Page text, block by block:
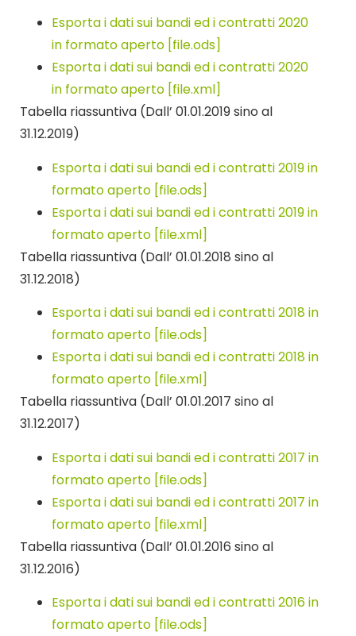
Esporta i dati sui bandi ed i contratti 2020
in formato aperto [file.ods]
Esporta i dati sui bandi ed i contratti 2020
in formato aperto [file.xml]
Tabella riassuntiva (Dall’ 01.01.2019 sino al
31.12.2019)
Esporta i dati sui bandi ed i contratti 2019 in
formato aperto [file.ods]
Esporta i dati sui bandi ed i contratti 2019 in
formato aperto [file.xml]
Tabella riassuntiva (Dall’ 01.01.2018 sino al
31.12.2018)
Esporta i dati sui bandi ed i contratti 2018 in
formato aperto [file.ods]
Esporta i dati sui bandi ed i contratti 2018 in
formato aperto [file.xml]
Tabella riassuntiva (Dall’ 01.01.2017 sino al
31.12.2017)
Esporta i dati sui bandi ed i contratti 2017 in
formato aperto [file.ods]
Esporta i dati sui bandi ed i contratti 2017 in
formato aperto [file.xml]
Tabella riassuntiva (Dall’ 01.01.2016 sino al
31.12.2016)
Esporta i dati sui bandi ed i contratti 2016 in
formato aperto [file.ods]